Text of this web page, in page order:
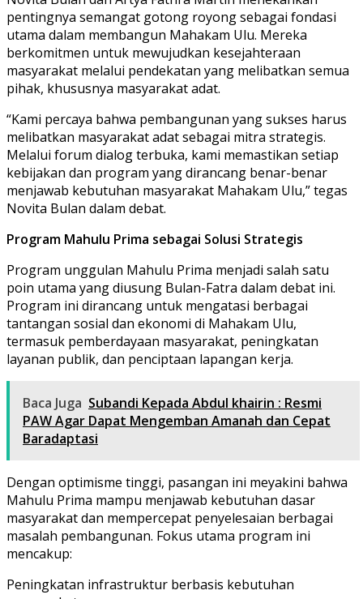
pentingnya semangat gotong royong sebagai fondasi
utama dalam membangun Mahakam Ulu. Mereka
berkomitmen untuk mewujudkan kesejahteraan
masyarakat melalui pendekatan yang melibatkan semua
pihak, khususnya masyarakat adat.
“Kami percaya bahwa pembangunan yang sukses harus
melibatkan masyarakat adat sebagai mitra strategis.
Melalui forum dialog terbuka, kami memastikan setiap
kebijakan dan program yang dirancang benar-benar
menjawab kebutuhan masyarakat Mahakam Ulu,” tegas
Novita Bulan dalam debat.
Program Mahulu Prima sebagai Solusi Strategis
Program unggulan Mahulu Prima menjadi salah satu
poin utama yang diusung Bulan-Fatra dalam debat ini.
Program ini dirancang untuk mengatasi berbagai
tantangan sosial dan ekonomi di Mahakam Ulu,
termasuk pemberdayaan masyarakat, peningkatan
layanan publik, dan penciptaan lapangan kerja.
Baca Juga Subandi Kepada Abdul khairin : Resmi
PAW Agar Dapat Mengemban Amanah dan Cepat
Baradaptasi
Dengan optimisme tinggi, pasangan ini meyakini bahwa
Mahulu Prima mampu menjawab kebutuhan dasar
masyarakat dan mempercepat penyelesaian berbagai
masalah pembangunan. Fokus utama program ini
mencakup:
Peningkatan infrastruktur berbasis kebutuhan